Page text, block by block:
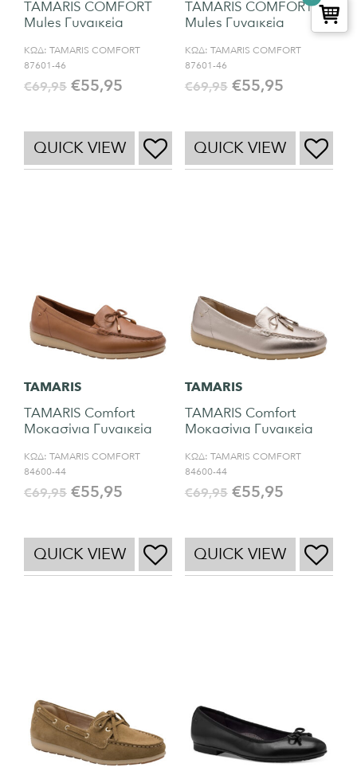
TAMARIS COMFORT
Mules Γυναικεία
ΚΩΔ: TAMARIS COMFORT
87601-46
€69,95 €55,95
QUICK VIEW
TAMARIS COMFORT
Mules Γυναικεία
ΚΩΔ: TAMARIS COMFORT
87601-46
€69,95 €55,95
QUICK VIEW
TAMARIS
TAMARIS Comfort
Μοκασίνια Γυναικεία
ΚΩΔ: TAMARIS COMFORT
84600-44
€69,95 €55,95
QUICK VIEW
TAMARIS
TAMARIS Comfort
Μοκασίνια Γυναικεία
ΚΩΔ: TAMARIS COMFORT
84600-44
€69,95 €55,95
QUICK VIEW